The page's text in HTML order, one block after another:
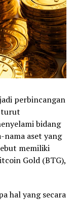
perbincangan
turut
bidang
aset yang
memiliki
Gold (BTG),
hal yang secara